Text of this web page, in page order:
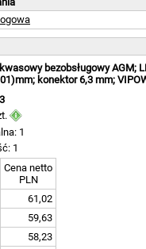
bezobsługowy AGM;
konektor 6,3 mm;
1
1
Cena netto
PLN
61,02
59,63
58,23